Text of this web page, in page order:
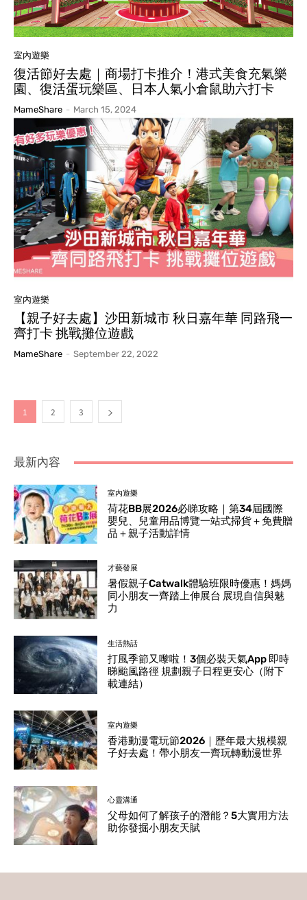
室內遊樂
復活節好去處｜商場打卡推介！港式美食充氣樂
園、復活蛋玩樂區、日本人氣小倉鼠助六打卡
MameShare - March 15, 2024
室內遊樂
【親子好去處】沙田新城市 秋日嘉年華 同路飛一
齊打卡 挑戰攤位遊戲
MameShare - September 22, 2022
1 2 3
最新內容
室內遊樂
荷花BB展2026必睇攻略｜第34屆國際
嬰兒、兒童用品博覽一站式掃貨＋免費贈
品＋親子活動詳情
才藝發展
暑假親子Catwalk體驗班限時優惠！媽媽
同小朋友一齊踏上伸展台 展現自信與魅
力
生活熱話
打風季節又嚟啦！3個必裝天氣App 即時
睇颱風路徑 規劃親子日程更安心（附下
載連結）
室內遊樂
香港動漫電玩節2026｜歷年最大規模親
子好去處！帶小朋友一齊玩轉動漫世界
心靈溝通
父母如何了解孩子的潛能？5大實用方法
助你發掘小朋友天賦